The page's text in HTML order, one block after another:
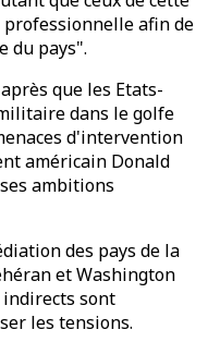
afin de
du pays".
que les Etats-
dans le golfe
d'intervention
américain Donald
ambitions
des pays de la
et Washington
sont
les tensions.